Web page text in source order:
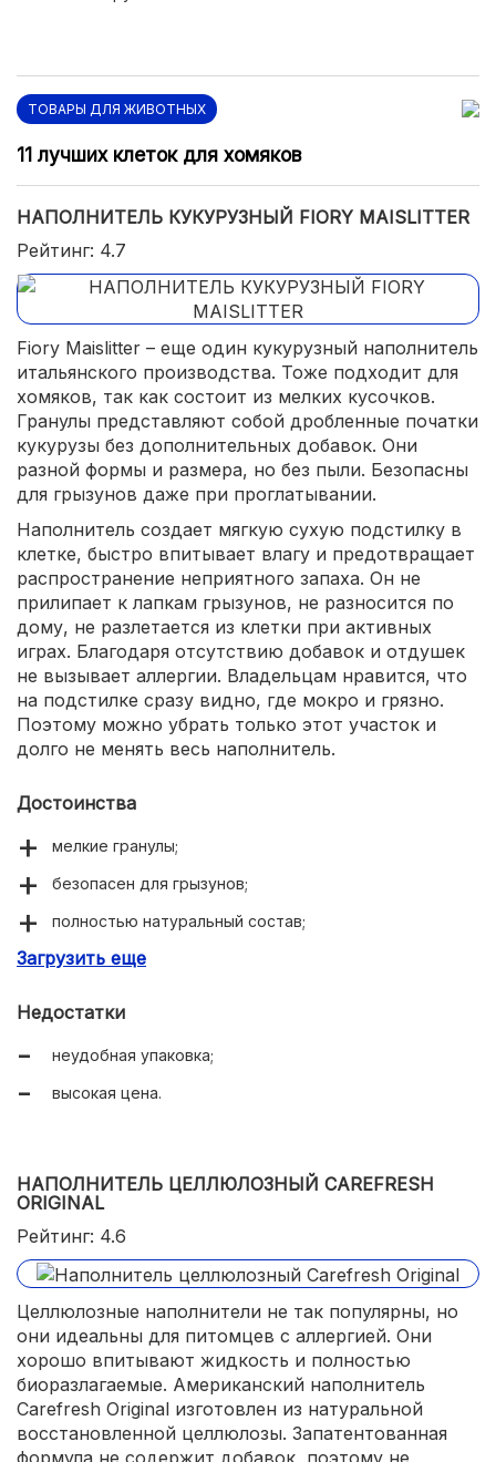
ТОВАРЫ ДЛЯ ЖИВОТНЫХ
11 лучших клеток для хомяков
НАПОЛНИТЕЛЬ КУКУРУЗНЫЙ FIORY MAISLITTER
Рейтинг: 4.7
Fiory Maislitter – еще один кукурузный наполнитель
итальянского производства. Тоже подходит для
хомяков, так как состоит из мелких кусочков.
Гранулы представляют собой дробленные початки
кукурузы без дополнительных добавок. Они
разной формы и размера, но без пыли. Безопасны
для грызунов даже при проглатывании.
Наполнитель создает мягкую сухую подстилку в
клетке, быстро впитывает влагу и предотвращает
распространение неприятного запаха. Он не
прилипает к лапкам грызунов, не разносится по
дому, не разлетается из клетки при активных
играх. Благодаря отсутствию добавок и отдушек
не вызывает аллергии. Владельцам нравится, что
на подстилке сразу видно, где мокро и грязно.
Поэтому можно убрать только этот участок и
долго не менять весь наполнитель.
Достоинства
мелкие гранулы;
безопасен для грызунов;
полностью натуральный состав;
не рассыпается, не пылит;
Загрузить еще
Недостатки
неудобная упаковка;
высокая цена.
НАПОЛНИТЕЛЬ ЦЕЛЛЮЛОЗНЫЙ CAREFRESH
ORIGINAL
Рейтинг: 4.6
Целлюлозные наполнители не так популярны, но
они идеальны для питомцев с аллергией. Они
хорошо впитывают жидкость и полностью
биоразлагаемые. Американский наполнитель
Carefresh Original изготовлен из натуральной
восстановленной целлюлозы. Запатентованная
формула не содержит добавок, поэтому не